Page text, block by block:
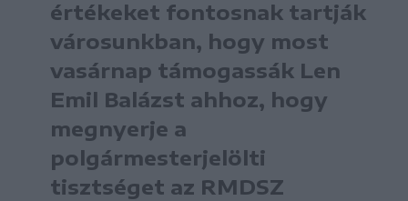
értékeket fontosnak tartják
városunkban, hogy most
vasárnap támogassák Len
Emil Balázst ahhoz, hogy
megnyerje a
polgármesterjelölti
tisztséget az RMDSZ